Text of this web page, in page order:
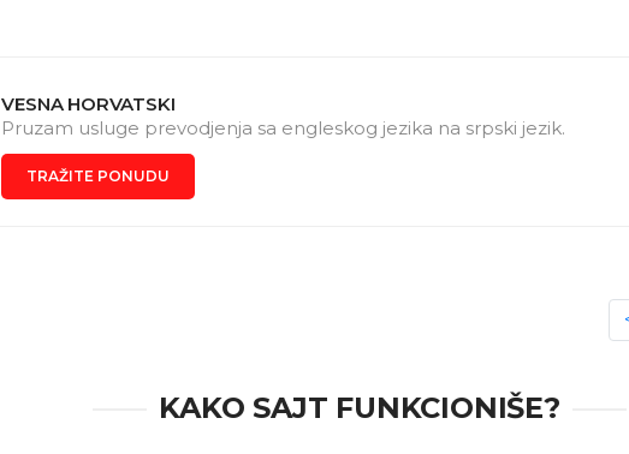
VESNA HORVATSKI
Pruzam usluge prevodjenja sa engleskog jezika na srpski jezik.
TRAŽITE PONUDU
KAKO SAJT FUNKCIONIŠE?